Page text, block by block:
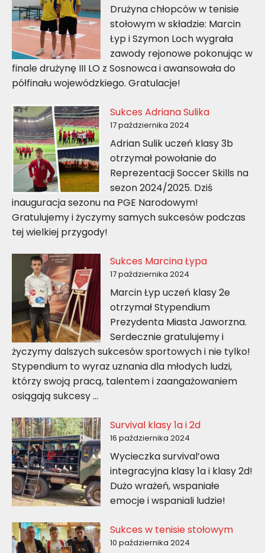
Drużyna chłopców w tenisie
stołowym w składzie: Marcin
Łyp i Szymon Loch wygrała
zawody rejonowe pokonując w
finale drużynę III LO z Sosnowca i awansowała do
półfinału wojewódzkiego. Gratulacje!
Sukces Adriana Sulika
17 października 2024
Adrian Sulik uczeń klasy 3b
otrzymał powołanie do
Reprezentacji Soccer Skills na
sezon 2024/2025. Dziś
inauguracja sezonu na PGE Narodowym!
Gratulujemy i życzymy samych sukcesów podczas
tej wielkiej przygody!
Sukces Marcina Łypa
17 października 2024
Marcin Łyp uczeń klasy 2e
otrzymał Stypendium
Prezydenta Miasta Jaworzna.
Serdecznie gratulujemy i
życzymy dalszych sukcesów sportowych i nie tylko!
Stypendium to wyraz uznania dla młodych ludzi,
którzy swoją pracą, talentem i zaangażowaniem
osiągają sukcesy …
Survival klasy 1a i 2d
16 października 2024
Wycieczka survival’owa
integracyjna klasy 1a i klasy 2d!
Dużo wrażeń, wspaniałe
emocje i wspaniali ludzie!
Sukces w tenisie stołowym
10 października 2024